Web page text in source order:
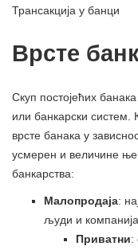
Трансакција у банци
Врсте
Скуп постојећих
или банкарски систем.
врсте банака у
усмерен и величине
банкарства:
Малопродаја:
људи и
Приватни: